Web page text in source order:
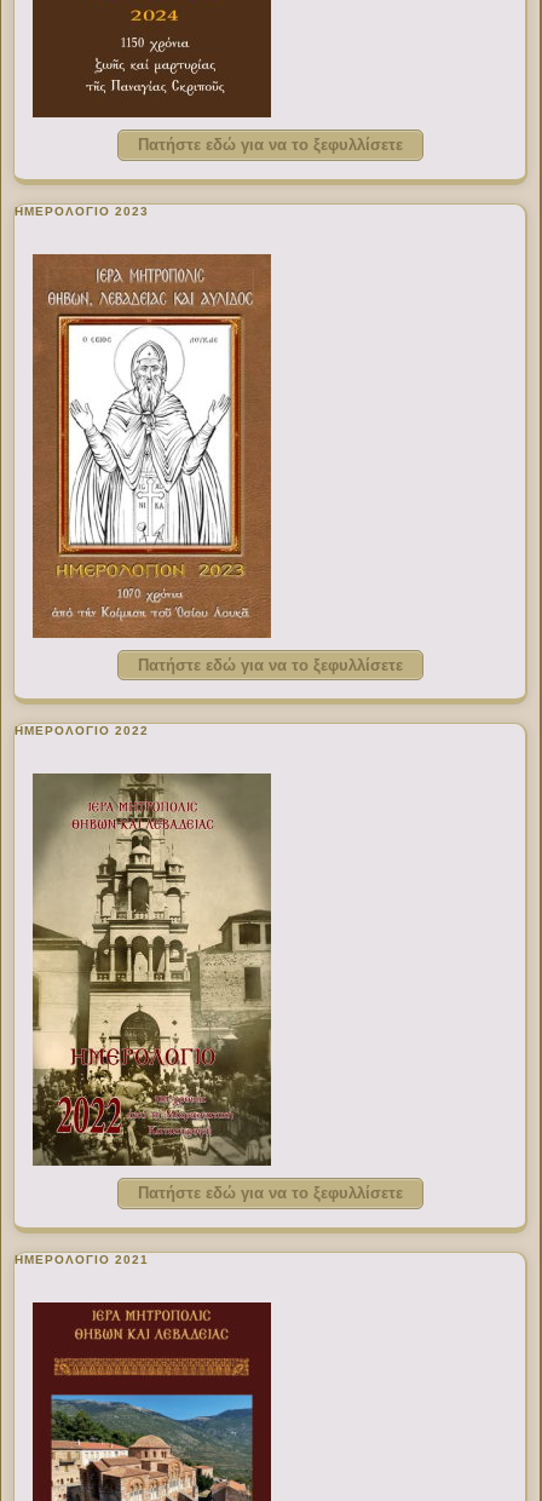
Πατήστε εδώ για να το ξεφυλλίσετε
ΗΜΕΡΟΛΟΓΙΟ 2023
Πατήστε εδώ για να το ξεφυλλίσετε
ΗΜΕΡΟΛΟΓΙΟ 2022
Πατήστε εδώ για να το ξεφυλλίσετε
ΗΜΕΡΟΛΟΓΙΟ 2021